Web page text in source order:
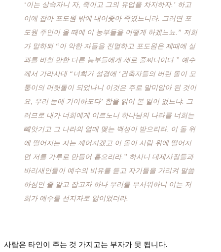
‘이는 상속자니 자, 죽이고 그의 유업을 차지하자.’ 하고
이에 잡아 포도원 밖에 내어좇아 죽였느니라. 그러면 포
도원 주인이 올 때에 이 농부들을 어떻게 하겠느뇨.” 저희
가 말하되 “이 악한 자들을 진멸하고 포도원은 제때에 실
과를 바칠 만한 다른 농부들에게 세로 줄찌니이다.” 예수
께서 가라사대 “너희가 성경에 ‘건축자들의 버린 돌이 모
퉁이의 머릿돌이 되었나니 이것은 주로 말미암아 된 것이
요, 우리 눈에 기이하도다’ 함을 읽어 본 일이 없느냐. 그
러므로 내가 너희에게 이르노니 하나님의 나라를 너희는
빼앗기고 그 나라의 열매 맺는 백성이 받으리라. 이 돌 위
에 떨어지는 자는 깨어지겠고 이 돌이 사람 위에 떨어지
면 저를 가루로 만들어 흩으리라.” 하시니 대제사장들과
바리새인들이 예수의 비유를 듣고 자기들을 가리켜 말씀
하심인 줄 알고 잡고자 하나 무리를 무서워하니 이는 저
희가 예수를 선지자로 앎이었더라.
사람은 타인이 주는 것 가지고는 부자가 못 됩니다.